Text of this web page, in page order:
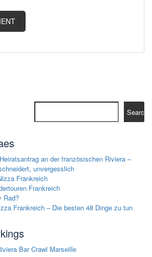
Search
an der französischen Riviera –
unvergesslich
Frankreich
Frankreich
Rad?
Frankreich – Die besten 48 Dinge zu tun
Bar Crawl Marseille